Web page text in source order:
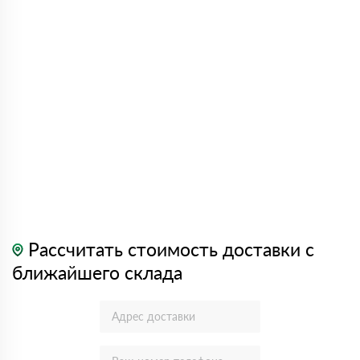
Рассчитать стоимость доставки с
ближайшего склада